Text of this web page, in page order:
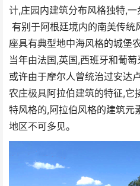
计,庄园内建筑分布风格独特,一
有别于阿根廷境内的南美传统
座具有典型地中海风格的城堡
当年由法国,英国,西班牙和葡萄
或许由于摩尔人曾统治过安达
农庄极具阿拉伯建筑的特征,它
特风格的,阿拉伯风格的建筑元
地区不可多见。